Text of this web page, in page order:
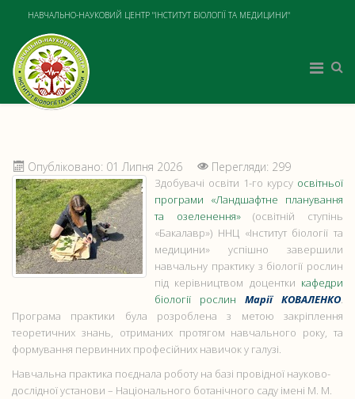
НАВЧАЛЬНО-НАУКОВИЙ ЦЕНТР "ІНСТИТУТ БІОЛОГІЇ ТА МЕДИЦИНИ"
Опубліковано: 01 Липня 2026 Перегляди: 299
Здобувачі освіти 1-го курсу освітньої
програми «Ландшафтне планування
та озеленення»(освітній ступінь
«Бакалавр») ННЦ «Інститут біології та
медицини» успішно завершили
навчальну практику з біології рослин
під керівництвом доцентки кафедри
біології рослин
Марії КОВАЛЕНКО.
Програма практики була розроблена з метою закріплення
теоретичних знань, отриманих протягом навчального року, та
формування первинних професійних навичок у галузі.
Навчальна практика поєднала роботу на базі провідної науково-
дослідної установи – Національного ботанічного саду імені М. М.